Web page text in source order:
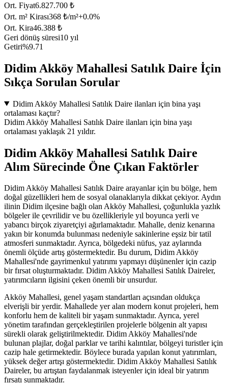
Ort. Fiyat6.827.700 ₺
Ort. m² Kirası368 ₺/m²+0.0%
Ort. Kira46.388 ₺
Geri dönüş süresi10 yıl
Getiri%9.71
Didim Akköy Mahallesi Satılık Daire İçin
Sıkça Sorulan Sorular
Didim Akköy Mahallesi Satılık Daire ilanları için bina yaşı
ortalaması kaçtır?
Didim Akköy Mahallesi Satılık Daire ilanları için bina yaşı
ortalaması yaklaşık 21 yıldır.
Didim Akköy Mahallesi Satılık Daire
Alım Sürecinde Öne Çıkan Faktörler
Didim Akköy Mahallesi Satılık Daire arayanlar için bu bölge, hem
doğal güzellikleri hem de sosyal olanaklarıyla dikkat çekiyor. Aydın
ilinin Didim ilçesine bağlı olan Akköy Mahallesi, çoğunlukla yazlık
bölgeler ile çevrilidir ve bu özellikleriyle yıl boyunca yerli ve
yabancı birçok ziyaretçiyi ağırlamaktadır. Mahalle, deniz kenarına
yakın bir konumda bulunması nedeniyle sakinlerine eşsiz bir tatil
atmosferi sunmaktadır. Ayrıca, bölgedeki nüfus, yaz aylarında
önemli ölçüde artış göstermektedir. Bu durum, Didim Akköy
Mahallesi'nde gayrimenkul yatırımı yapmayı düşünenler için cazip
bir fırsat oluşturmaktadır. Didim Akköy Mahallesi Satılık Daireler,
yatırımcıların ilgisini çeken önemli bir unsurdur.
Akköy Mahallesi, genel yaşam standartları açısından oldukça
elverişli bir yerdir. Mahallede yer alan modern konut projeleri, hem
konforlu hem de kaliteli bir yaşam sunmaktadır. Ayrıca, yerel
yönetim tarafından gerçekleştirilen projelerle bölgenin alt yapısı
sürekli olarak geliştirilmektedir. Didim Akköy Mahallesi'nde
bulunan plajlar, doğal parklar ve tarihi kalıntılar, bölgeyi turistler için
cazip hale getirmektedir. Böylece burada yapılan konut yatırımları,
yüksek değer artışı göstermektedir. Didim Akköy Mahallesi Satılık
Daireler, bu artıştan faydalanmak isteyenler için ideal bir yatırım
fırsatı sunmaktadır.